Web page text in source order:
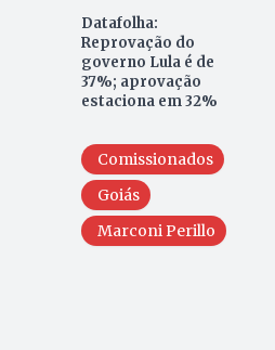
Datafolha:
Reprovação do
governo Lula é de
37%; aprovação
estaciona em 32%
Comissionados
Goiás
Marconi Perillo